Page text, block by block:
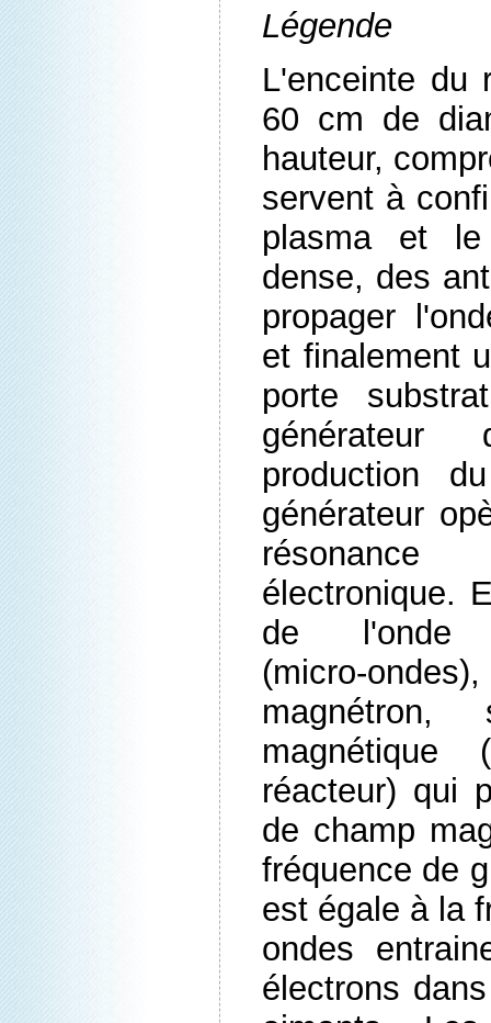
Légende
L'enceinte du
60 cm de
hauteur,
servent à
plasma et
dense, des
propager
et finalement
porte
production
générateur
électronique.
de l'onde
(micro-
réacteur) qui
de champ
fréquence de
est égale à la
ondes
électrons